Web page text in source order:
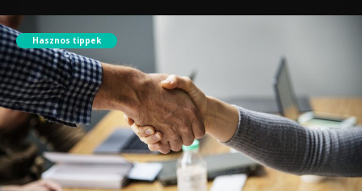
Hasznos tippek